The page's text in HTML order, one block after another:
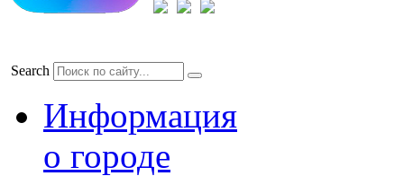
Search
Информация
о городе